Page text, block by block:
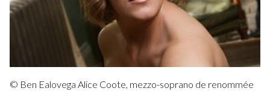
© Ben Ealovega Alice Coote, mezzo-soprano de renommée